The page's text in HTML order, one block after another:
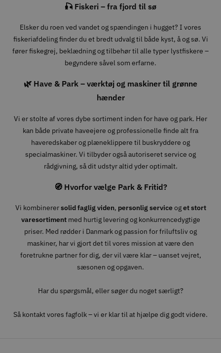
🎣 Fiskeri – fra fjord til sø
Elsker du roen ved vandet og spændingen i hugget? I vores
fiskeriafdeling finder du et bredt udvalg til både kyst, å og sø. Vi
fører fiskegrej, beklædning og tilbehør til alle typer lystfiskere –
begyndere såvel som erfarne.
🌿 Have & Park – værktøj og maskiner til grønne
hænder
Vi er stolte af vores dybe sortiment inden for have og park. Her
kan både private haveejere og professionelle finde alt fra
haveredskaber og plæneklippere til buskryddere og
specialmaskiner. Vi tilbyder også autoriseret service og
rådgivning, så dit udstyr altid yder optimalt.
🧭 Hvorfor vælge Park & Fritid?
Vi kombinerersolid faglig viden, personlig serviceoget stort
varesortimentmed hurtig levering og konkurrencedygtige
priser. Med rødder i Danmark og passion for friluftsliv og
maskiner, har vi gjort det til vores mission at være den
foretrukne partner for dig, der vil være klar – uanset vejret,
sæsonen og opgaven.
Har du spørgsmål, eller søger du noget særligt?
Så kontakt vores fagfolk – vi er klar til at hjælpe dig godt videre.